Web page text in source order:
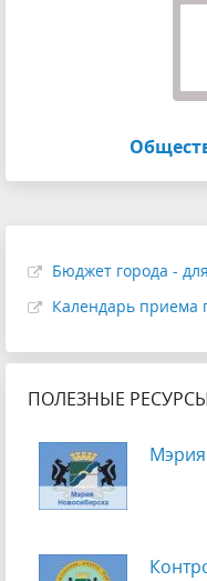
Бюджет города -
Календарь приема
ПОЛЕЗНЫЕ РЕСУРСЫ